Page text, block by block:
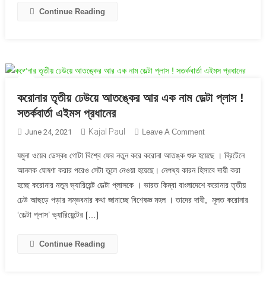
Continue Reading
করোনার তৃতীয় ঢেউয়ে আতঙ্কের আর এক নাম ডেল্টা প্লাস !
সতর্কবার্তা এইমস প্রধানের
June 24, 2021 Kajal Paul Leave A CommentOn
তৃতীয়
ঢেউয়ে
আতঙ্কের
আর
যমুনা ওয়েব ডেস্কঃ গোটা বিশ্বে ফের নতুন করে করোনা আতঙ্ক শুরু হয়েছে । ব্রিটেনে
আনলক ঘোষণা করার পরেও সেটা তুলে নেওয়া হয়েছে। নেপথ্য কারন হিসাবে দায়ী করা
হচ্ছে করোনার নতুন ভ্যারিয়েন্ট ডেল্টা প্লাসকে । ভারত কিম্বা বাংলাদেশে করোনার তৃতীয়
ঢেউ আছড়ে পড়ার সম্ভবনার কথা জানাচ্ছে বিশেষজ্ঞ মহল । তাদের দাবী, মূলত করোনার
‘ডেল্টা প্লাস’ ভ্যারিয়েন্টের […]
Continue Reading